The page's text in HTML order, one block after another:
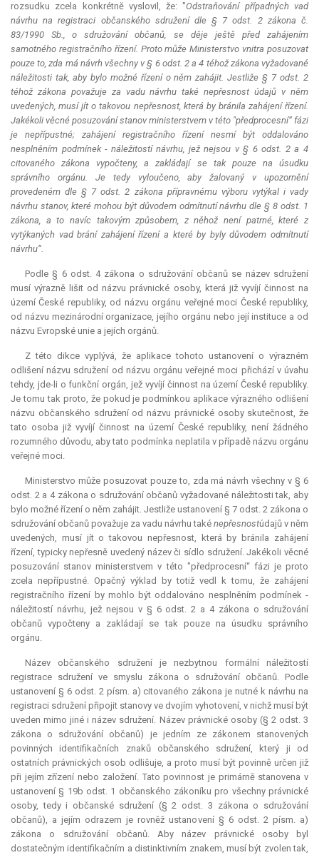
rozsudku zcela konkrétně vyslovil, že: "Odstraňování případných vad
návrhu na registraci občanského sdružení dle § 7 odst. 2 zákona č.
83/1990 Sb., o sdružování občanů, se děje ještě před zahájením
samotného registračního řízení. Proto může Ministerstvo vnitra posuzovat
pouze to, zda má návrh všechny v § 6 odst. 2 a 4 téhož zákona vyžadované
náležitosti tak, aby bylo možné řízení o něm zahájit. Jestliže § 7 odst. 2
téhož zákona považuje za vadu návrhu také nepřesnost údajů v něm
uvedených, musí jít o takovou nepřesnost, která by bránila zahájení řízení.
Jakékoli věcné posuzování stanov ministerstvem v této "předprocesní“ fázi
je nepřípustné; zahájení registračního řízení nesmí být oddalováno
nesplněním podmínek - náležitostí návrhu, jež nejsou v § 6 odst. 2 a 4
citovaného zákona vypočteny, a zakládají se tak pouze na úsudku
správního orgánu. Je tedy vyloučeno, aby žalovaný v upozornění
provedeném dle § 7 odst. 2 zákona přípravnému výboru vytýkal i vady
návrhu stanov, které mohou být důvodem odmítnutí návrhu dle § 8 odst. 1
zákona, a to navíc takovým způsobem, z něhož není patrné, které z
vytýkaných vad brání zahájení řízení a které by byly důvodem odmítnutí
návrhu“.
Podle § 6 odst. 4 zákona o sdružování občanů se název sdružení
musí výrazně lišit od názvu právnické osoby, která již vyvíjí činnost na
území České republiky, od názvu orgánu veřejné moci České republiky,
od názvu mezinárodní organizace, jejího orgánu nebo její instituce a od
názvu Evropské unie a jejích orgánů.
Z této dikce vyplývá, že aplikace tohoto ustanovení o výrazném
odlišení názvu sdružení od názvu orgánu veřejné moci přichází v úvahu
tehdy, jde-li o funkční orgán, jež vyvíjí činnost na území České republiky.
Je tomu tak proto, že pokud je podmínkou aplikace výrazného odlišení
názvu občanského sdružení od názvu právnické osoby skutečnost, že
tato osoba již vyvíjí činnost na území České republiky, není žádného
rozumného důvodu, aby tato podmínka neplatila v případě názvu orgánu
veřejné moci.
Ministerstvo může posuzovat pouze to, zda má návrh všechny v § 6
odst. 2 a 4 zákona o sdružování občanů vyžadované náležitosti tak, aby
bylo možné řízení o něm zahájit. Jestliže ustanovení § 7 odst. 2 zákona o
sdružování občanů považuje za vadu návrhu také nepřesnostúdajů v něm
uvedených, musí jít o takovou nepřesnost, která by bránila zahájení
řízení, typicky nepřesně uvedený název či sídlo sdružení. Jakékoli věcné
posuzování stanov ministerstvem v této "předprocesní“ fázi je proto
zcela nepřípustné. Opačný výklad by totiž vedl k tomu, že zahájení
registračního řízení by mohlo být oddalováno nesplněním podmínek -
náležitostí návrhu, jež nejsou v § 6 odst. 2 a 4 zákona o sdružování
občanů vypočteny a zakládají se tak pouze na úsudku správního
orgánu.
Název občanského sdružení je nezbytnou formální náležitostí
registrace sdružení ve smyslu zákona o sdružování občanů. Podle
ustanovení § 6 odst. 2 písm. a) citovaného zákona je nutné k návrhu na
registraci sdružení připojit stanovy ve dvojím vyhotovení, v nichž musí být
uveden mimo jiné i název sdružení. Název právnické osoby (§ 2 odst. 3
zákona o sdružování občanů) je jedním ze zákonem stanovených
povinných identifikačních znaků občanského sdružení, který ji od
ostatních právnických osob odlišuje, a proto musí být povinně určen již
při jejím zřízení nebo založení. Tato povinnost je primárně stanovena v
ustanovení § 19b odst. 1 občanského zákoníku pro všechny právnické
osoby, tedy i občanské sdružení (§ 2 odst. 3 zákona o sdružování
občanů), a jejím odrazem je rovněž ustanovení § 6 odst. 2 písm. a)
zákona o sdružování občanů. Aby název právnické osoby byl
dostatečným identifikačním a distinktivním znakem, musí být zvolen tak,